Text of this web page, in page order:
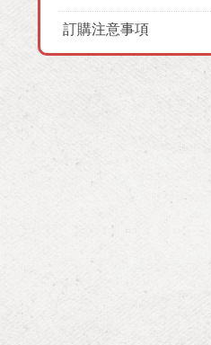
訂購注意事項